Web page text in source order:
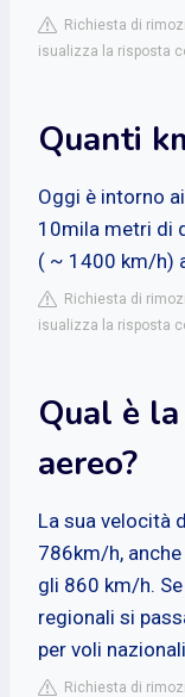
Richiesta di
isualizza la risposta
Quanti
Oggi è intorno
10mila metri di
( ~ 1400 km/h)
Richiesta di
isualizza la risposta
Qual è
aereo?
La sua velocità
786km/h,
gli 860 km/h.
regionali si
per voli
Richiesta di